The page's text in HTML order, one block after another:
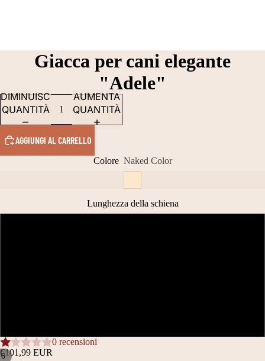
6
Giacca per cani elegante
"Adele"
DIMINUISCI
QUANTITÀ
AUMENTA
QUANTITÀ
AGGIUNGI AL CARRELLO
Colore Naked Color
Lunghezza della schiena
0 recensioni
€101,99 EUR